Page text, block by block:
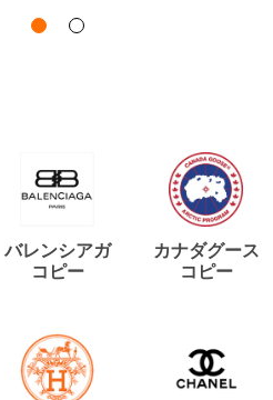
バレンシアガ
コピー
カナダグース
コピー